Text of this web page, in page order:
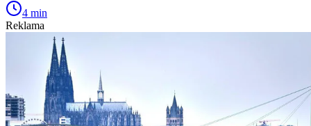
4 min
Reklama